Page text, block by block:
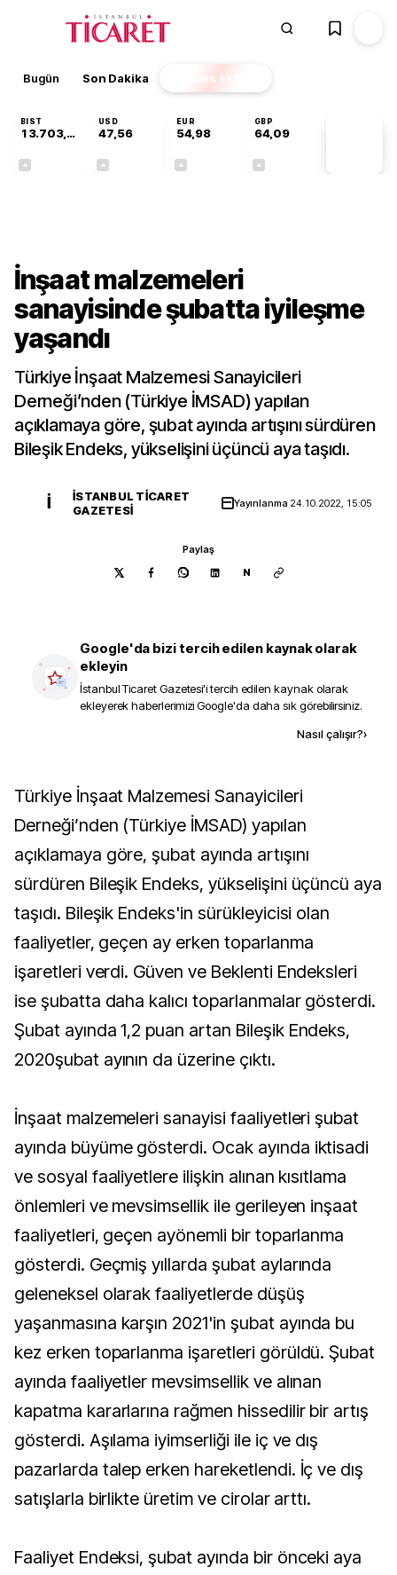
Bugün Son Dakika Finans EKSTRA
BIST
13.703,13
USD
47,56
EUR
54,98
GBP
64,09
İnşaat malzemeleri
sanayisinde şubatta iyileşme
yaşandı
Türkiye İnşaat Malzemesi Sanayicileri
Derneği’nden (Türkiye İMSAD) yapılan
açıklamaya göre, şubat ayında artışını sürdüren
Bileşik Endeks, yükselişini üçüncü aya taşıdı.
İ
İSTANBUL TICARET
GAZETESI
Yayınlanma 24.10.2022, 15:05
Paylaş
N
Google'da bizi tercih edilen kaynak olarak
ekleyin
İstanbul Ticaret Gazetesi'i tercih edilen kaynak olarak
ekleyerek haberlerimizi Google'da daha sık görebilirsiniz.
Nasıl çalışır?›
Türkiye İnşaat Malzemesi Sanayicileri
Derneği’nden (Türkiye İMSAD) yapılan
açıklamaya göre, şubat ayında artışını
sürdüren Bileşik Endeks, yükselişini üçüncü aya
taşıdı. Bileşik Endeks'in sürükleyicisi olan
faaliyetler, geçen ay erken toparlanma
işaretleri verdi. Güven ve Beklenti Endeksleri
ise şubatta daha kalıcı toparlanmalar gösterdi.
Şubat ayında 1,2 puan artan Bileşik Endeks,
2020şubat ayının da üzerine çıktı.
İnşaat malzemeleri sanayisi faaliyetleri şubat
ayında büyüme gösterdi. Ocak ayında iktisadi
ve sosyal faaliyetlere ilişkin alınan kısıtlama
önlemleri ve mevsimsellik ile gerileyen inşaat
faaliyetleri, geçen ayönemli bir toparlanma
gösterdi. Geçmiş yıllarda şubat aylarında
geleneksel olarak faaliyetlerde düşüş
yaşanmasına karşın 2021'in şubat ayında bu
kez erken toparlanma işaretleri görüldü. Şubat
ayında faaliyetler mevsimsellik ve alınan
kapatma kararlarına rağmen hissedilir bir artış
gösterdi. Aşılama iyimserliği ile iç ve dış
pazarlarda talep erken hareketlendi. İç ve dış
satışlarla birlikte üretim ve cirolar arttı.
Faaliyet Endeksi, şubat ayında bir önceki aya